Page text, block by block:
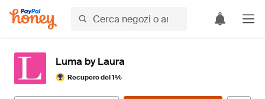
Luma by Laura
Recupero del 1%